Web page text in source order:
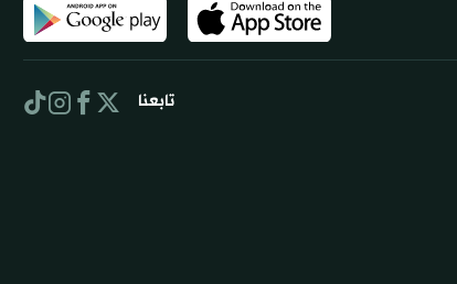
تابعنا